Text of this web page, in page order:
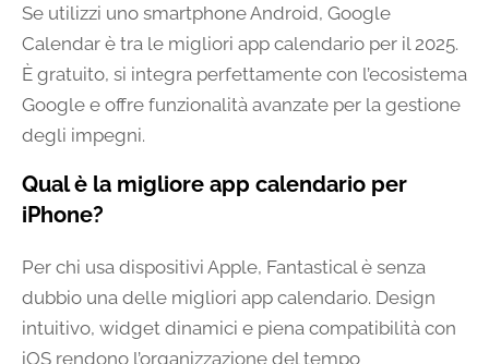
Se utilizzi uno smartphone Android, Google
Calendar è tra le migliori app calendario per il 2025.
È gratuito, si integra perfettamente con l’ecosistema
Google e offre funzionalità avanzate per la gestione
degli impegni.
Qual è la migliore app calendario per
iPhone?
Per chi usa dispositivi Apple, Fantastical è senza
dubbio una delle migliori app calendario. Design
intuitivo, widget dinamici e piena compatibilità con
iOS rendono l’organizzazione del tempo